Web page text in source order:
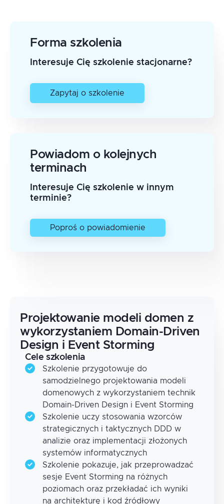
Forma szkolenia
Interesuje Cię szkolenie stacjonarne?
Zapytaj o szkolenie
Powiadom o kolejnych
terminach
Interesuje Cię szkolenie w innym
terminie?
Poproś o powiadomienie
Projektowanie modeli domen z
wykorzystaniem Domain-Driven
Design i Event Storming
Cele szkolenia
Szkolenie przygotowuje do
samodzielnego projektowania modeli
domenowych z wykorzystaniem technik
Domain-Driven Design i Event Storming
Szkolenie uczy stosowania wzorców
strategicznych i taktycznych DDD w
analizie oraz implementacji złożonych
systemów informatycznych
Szkolenie pokazuje, jak przeprowadzać
sesje Event Storming na różnych
poziomach oraz przekładać ich wyniki
na architekturę i kod źródłowy